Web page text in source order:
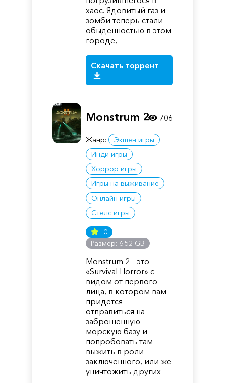
хаос. Ядовитый газ и
зомби теперь стали
обыденностью в этом
городе,
Скачать торрент
Monstrum 2
Жанр:
Экшен игры
Инди игры
Хоррор игры
Игры на выживание
Онлайн игры
Стелс игры
0
Размер: 6.52 GB
Monstrum 2 – это
«Survival Horror» с
видом от первого
лица, в котором вам
придется
отправиться на
заброшенную
морскую базу и
попробовать там
выжить в роли
заключенного, или же
уничтожить других
706